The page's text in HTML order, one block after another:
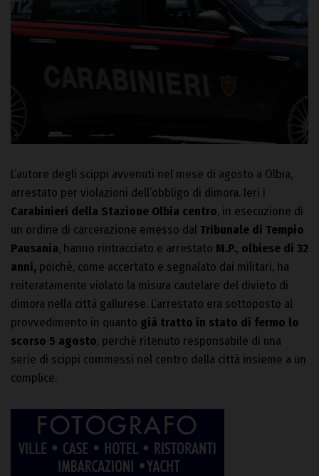
L’autore degli scippi avvenuti nel mese di agosto a Olbia,
arrestato per violazioni dell’obbligo di dimora. Ieri i
Carabinieri della Stazione Olbia centro, in esecuzione di
un ordine di carcerazione emesso dal Tribunale di Tempio
Pausania, hanno rintracciato e arrestato M.P., olbiese di 32
anni, poiché, come accertato e segnalato dai militari, ha
reiteratamente violato la misura cautelare del divieto di
dimora nella città gallurese. L’arrestato era sottoposto al
provvedimento in quanto già tratto in stato di fermo lo
scorso 5 agosto, perché ritenuto responsabile di una
serie di scippi commessi nel centro della città insieme a un
complice.